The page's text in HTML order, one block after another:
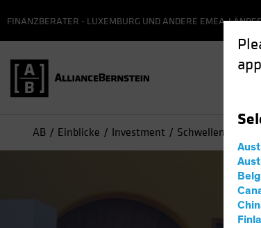
FINANZBERATER - LUXEMBURG UND ANDERE EMEA-
AB Einblicke Investment